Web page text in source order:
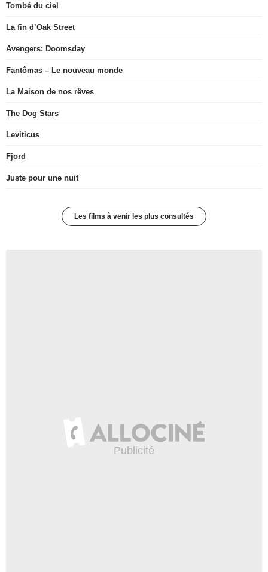
Tombé du ciel
La fin d’Oak Street
Avengers: Doomsday
Fantômas – Le nouveau monde
La Maison de nos rêves
The Dog Stars
Leviticus
Fjord
Juste pour une nuit
Les films à venir les plus consultés